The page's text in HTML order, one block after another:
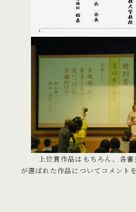
上位賞作品はもちろん、各
が選ばれた作品についてコメント